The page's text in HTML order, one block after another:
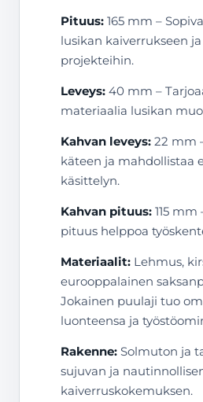
Pituus: 165 mm –
lusikan kaiverrukseen
projekteihin.
Leveys: 40 mm –
materiaalia lusikan
Kahvan leveys: 22 mm
käteen ja mahdollistaa
käsittelyn.
Kahvan pituus: 115
pituus helppoa
Materiaalit: Lehmus,
eurooppalainen
Jokainen puulaji tuo
luonteensa ja
Rakenne: Solmuton ja
sujuvan ja
kaiverruskokemuksen.